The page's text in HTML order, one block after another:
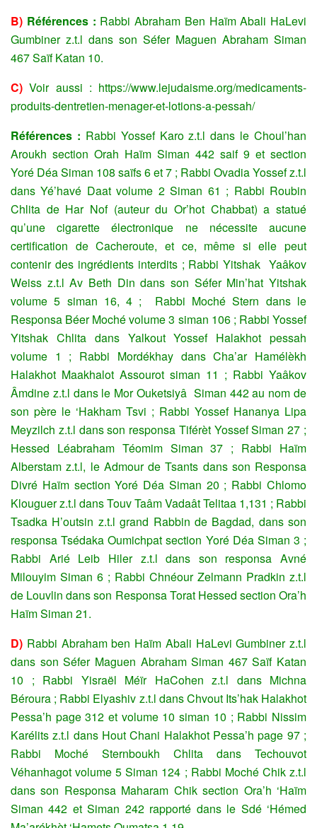
B) Références : Rabbi Abraham Ben Haïm Abali HaLevi
Gumbiner z.t.l dans son Séfer Maguen Abraham Siman
467 Saïf Katan 10.
C)Voir aussi : https://www.lejudaisme.org/medicaments-
produits-dentretien-menager-et-lotions-a-pessah/
Références : Rabbi Yossef Karo z.t.l dans le Choul’han
Aroukh section Orah Haïm Siman 442 saif 9 et section
Yoré Déa Siman 108 saïfs 6 et 7 ; Rabbi Ovadia Yossef z.t.l
dans Yé’havé Daat volume 2 Siman 61 ; Rabbi Roubin
Chlita de Har Nof (auteur du Or’hot Chabbat) a statué
qu’une cigarette électronique ne nécessite aucune
certification de Cacheroute, et ce, même si elle peut
contenir des ingrédients interdits ; Rabbi Yitshak Yaâkov
Weiss z.t.l Av Beth Din dans son Séfer Min’hat Yitshak
volume 5 siman 16, 4 ; Rabbi Moché Stern dans le
Responsa Béer Moché volume 3 siman 106 ; Rabbi Yossef
Yitshak Chlita dans Yalkout Yossef Halakhot pessah
volume 1 ; Rabbi Mordékhay dans Cha’ar Hamélèkh
Halakhot Maakhalot Assourot siman 11 ; Rabbi Yaâkov
Âmdine z.t.l dans le Mor Ouketsiyâ Siman 442 au nom de
son père le ‘Hakham Tsvi ; Rabbi Yossef Hananya Lipa
Meyzilch z.t.l dans son responsa Tiférèt Yossef Siman 27 ;
Hessed Léabraham Téomim Siman 37 ; Rabbi Haïm
Alberstam z.t.l, le Admour de Tsants dans son Responsa
Divré Haïm section Yoré Déa Siman 20 ; Rabbi Chlomo
Klouguer z.t.l dans Touv Taâm Vadaât Telitaa 1,131 ; Rabbi
Tsadka H’outsin z.t.l grand Rabbin de Bagdad, dans son
responsa Tsédaka Oumichpat section Yoré Déa Siman 3 ;
Rabbi Arié Leib Hiler z.t.l dans son responsa Avné
Milouyim Siman 6 ; Rabbi Chnéour Zelmann Pradkin z.t.l
de Louvlin dans son Responsa Torat Hessed section Ora’h
Haïm Siman 21.
D) Rabbi Abraham ben Haïm Abali HaLevi Gumbiner z.t.l
dans son Séfer Maguen Abraham Siman 467 Saïf Katan
10 ; Rabbi Yisraël Méïr HaCohen z.t.l dans Michna
Béroura ; Rabbi Elyashiv z.t.l dans Chvout Its’hak Halakhot
Pessa’h page 312 et volume 10 siman 10 ; Rabbi Nissim
Karélits z.t.l dans Hout Chani Halakhot Pessa’h page 97 ;
Rabbi Moché Sternboukh Chlita dans Techouvot
Véhanhagot volume 5 Siman 124 ; Rabbi Moché Chik z.t.l
dans son Responsa Maharam Chik section Ora’h ‘Haïm
Siman 442 et Siman 242 rapporté dans le Sdé ‘Hémed